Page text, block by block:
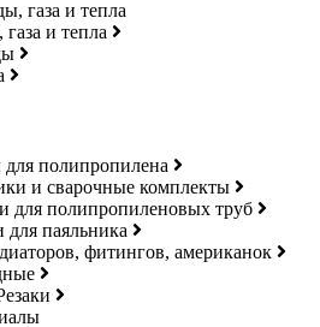
и тепла
полипропилена
и сварочные комплекты
для полипропиленовых труб
для паяльника
фитингов, американок